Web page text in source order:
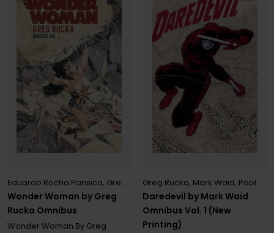
Wonder Woman by Greg
Rucka Omnibus
Eduardo Rocha Pansica, Greg Rucka
Wonder Woman By Greg
Daredevil by Mark Waid
Omnibus Vol. 1 (New
Printing)
Greg Rucka, Mark Waid, Paolo Rivera